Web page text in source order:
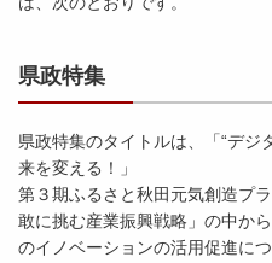
県政特集
県政特集のタイトルは、「“デジ
来を変える！」
第３期ふるさと秋田元気創造プ
敢に挑む産業振興戦略」の中か
のイノベーションの活用促進につ